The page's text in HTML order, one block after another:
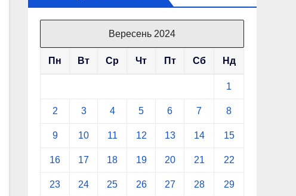
Вересень 2024
Пн Вт Ср Чт Пт Сб Нд
1
2 3 4 5 6 7 8
9 10 11 12 13 14 15
16 17 18 19 20 21 22
23 24 25 26 27 28 29